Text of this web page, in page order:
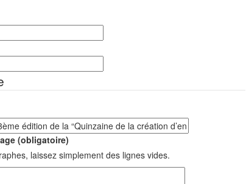
(obligatoire)
laissez simplement des lignes vides.